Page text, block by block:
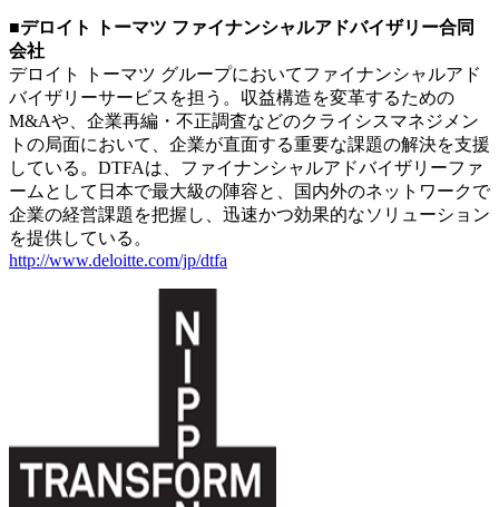
■デロイト トーマツ ファイナンシャルアドバイザリー合同
会社
デロイト トーマツ グループにおいてファイナンシャルアド
バイザリーサービスを担う。収益構造を変革するための
M&Aや、企業再編・不正調査などのクライシスマネジメン
トの局面において、企業が直面する重要な課題の解決を支援
している。DTFAは、ファイナンシャルアドバイザリーファ
ームとして日本で最大級の陣容と、国内外のネットワークで
企業の経営課題を把握し、迅速かつ効果的なソリューション
を提供している。
http://www.deloitte.com/jp/dtfa